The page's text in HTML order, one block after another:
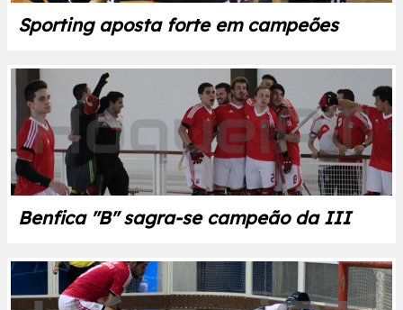
Sporting aposta forte em campeões
Benfica "B" sagra-se campeão da III